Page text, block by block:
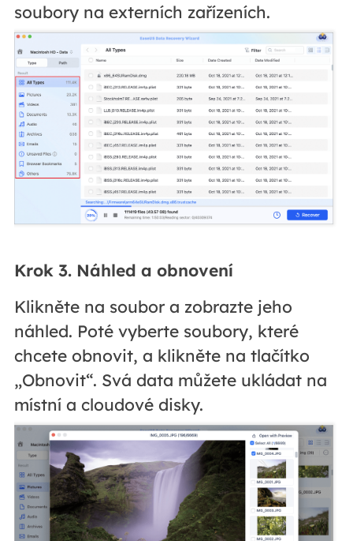
soubory na externích zařízeních.
Krok 3. Náhled a obnovení
Klikněte na soubor a zobrazte jeho
náhled. Poté vyberte soubory, které
chcete obnovit, a klikněte na tlačítko
„Obnovit“. Svá data můžete ukládat na
místní a cloudové disky.